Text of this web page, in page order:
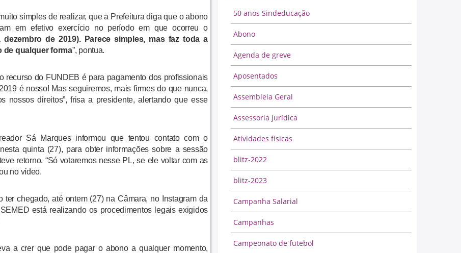
simples de realizar, que a Prefeitura diga que o abono
em efetivo exercício no período em que ocorreu o
dezembro de 2019). Parece simples, mas faz toda a
de qualquer forma”, pontua.
recurso do FUNDEB é para pagamento dos profissionais
é nosso! Mas seguiremos, mais firmes do que nunca,
nossos direitos”, frisa a presidente, alertando que esse
Sá Marques informou que tentou contato com o
quinta (27), para obter informações sobre a sessão
retorno. “Só votaremos nesse PL, se ele voltar com as
no vídeo.
ter chegado, até ontem (27) na Câmara, no Instagram da
está realizando os procedimentos legais exigidos
a crer que pode pagar o abono a qualquer momento,
50 anos Sindeducação
Abono
Agenda de greve
Aposentados
Assembleia Geral
Assessoria jurídica
Atividades físicas
blitz-2022
blitz-2023
Campanha Salarial
Campanhas
Campeonato de futebol